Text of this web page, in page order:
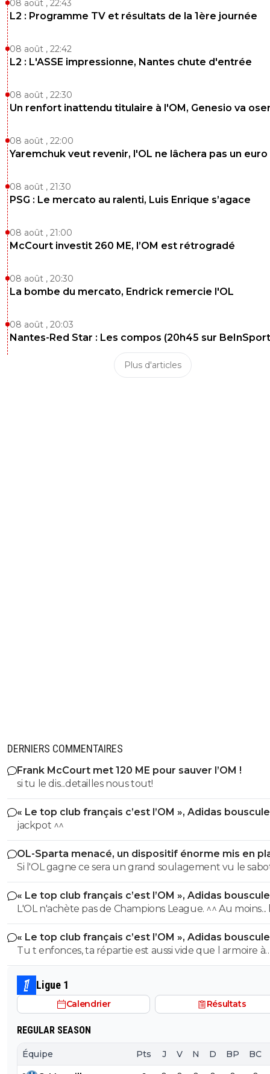
08 août , 22:43
L2 : Programme TV et résultats de la 1ère journée
08 août , 22:42
L2 : L'ASSE impressionne, Nantes chute d'entrée
08 août , 22:30
Un renfort inattendu titulaire à l'OM, Genesio va
08 août , 22:00
Yaremchuk veut revenir, l'OL ne lâchera pas un euro
08 août , 21:30
PSG : Le mercato au ralenti, Luis Enrique s’agace
08 août , 21:00
McCourt investit 260 ME, l’OM est rétrogradé
08 août , 20:30
La bombe du mercato, Endrick remercie l'OL
08 août , 20:03
Nantes-Red Star : Les compos (20h45 sur
Plus d'articles
DERNIERS COMMENTAIRES
Frank McCourt met 120 ME pour sauver l’OM !
si tu le dis...detailles nous tout!
« Le top club français c’est l’OM », Adidas
PSG
jackpot ^^
OL-Sparta menacé, un dispositif énorme mis en
Si l'OL gagne ce sera un grand soulagement vu le
incroyable du farfelu sans froc Fonseca au match allé.
perd ce sera aussi une grande victoire et une énorme
délivrance avec un possible licenciement de ce clown.
« Le top club français c’est l’OM », Adidas
PSG
L'OL n'achète pas de Champions League. ^^ Au moins... l'OM a
un point commun avec le PSG. Mdr Adidas ne se trompe pas
avec l'OL qui est une valeur sûre... contrairement à
« Le top club français c’est l’OM », Adidas
PSG
Tu t enfonces, ta répartie est aussi vide que l armoire à
trophées de ton club depuis 15 piges, t es juste une
gueule arrogante se pensant plus intelligent que les
alors que t es juste un pauvre clown empafé mdr
Ligue 1
Calendrier Résultats
REGULAR SEASON
Équipe Pts J V N D BP BC